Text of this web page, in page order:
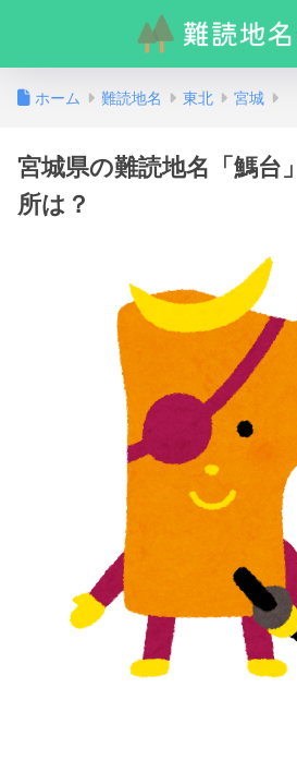
ホーム 難読地名 東北 宮城
宮城県の難読地名「鰢台
所は？